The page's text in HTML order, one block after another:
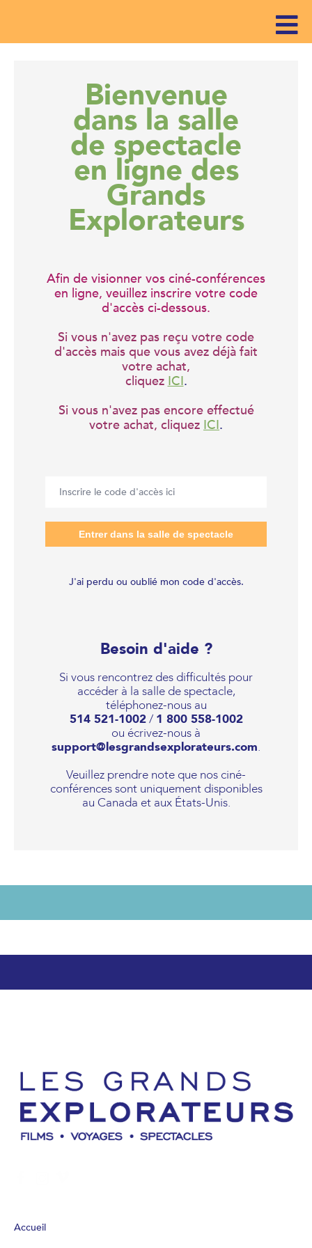
Bienvenue
dans la salle
de spectacle
en ligne des
Grands
Explorateurs
Afin de visionner vos ciné-conférences
en ligne, veuillez inscrire votre code
d'accès ci-dessous.
Si vous n'avez pas reçu votre code
d'accès mais que vous avez déjà fait
votre achat,
cliquez ICI.
Si vous n'avez pas encore effectué
votre achat, cliquez ICI.
J'ai perdu ou oublié mon code d'accès.
Besoin d'aide ?
Si vous rencontrez des difficultés pour
accéder à la salle de spectacle,
téléphonez-nous au
514 521-1002/ 1 800 558-1002
ou écrivez-nous à
support@lesgrandsexplorateurs.com.
Veuillez prendre note que nos ciné-
conférences sont uniquement disponibles
au Canada et aux États-Unis.
Accueil